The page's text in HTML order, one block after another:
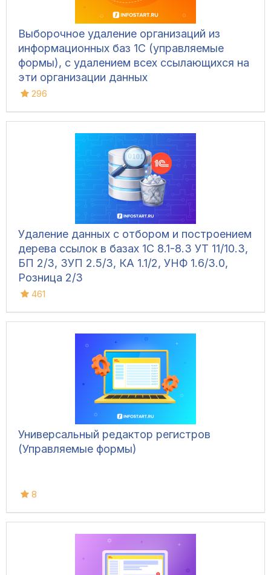
Выборочное удаление организаций из
информационных баз 1С (управляемые
формы), с удалением всех ссылающихся на
эти организации данных
296
Удаление данных с отбором и построением
дерева ссылок в базах 1С 8.1-8.3 УТ 11/10.3,
БП 2/3, ЗУП 2.5/3, КА 1.1/2, УНФ 1.6/3.0,
Розница 2/3
461
Универсальный редактор регистров
(Управляемые формы)
8